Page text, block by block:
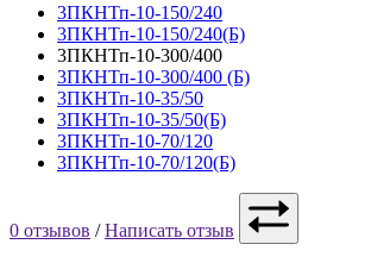
3ПКНТп-10-150/240
3ПКНТп-10-150/240(Б)
3ПКНТп-10-300/400
3ПКНТп-10-300/400 (Б)
3ПКНТп-10-35/50
3ПКНТп-10-35/50(Б)
3ПКНТп-10-70/120
3ПКНТп-10-70/120(Б)
0 отзывов /Написать отзыв